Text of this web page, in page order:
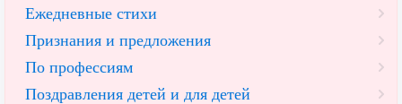
Ежедневные стихи
Признания и предложения
По профессиям
Поздравления детей и для детей